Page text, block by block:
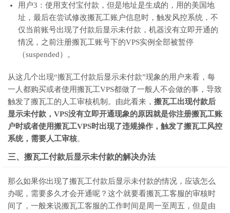
用户3：使用支付宝付款，但是地址是生成的，用的美国地
址，最后在尝试修改搬瓦工账户信息时，触发风控系统，不
仅当前账号出现了付款后显示未付款，机器没有立即开通的
情况，之前注册搬瓦工账号下的VPS实例全部被暂停
（suspended）。
从这几个出现“搬瓦工付款后显示未付款”现象的用户来看，每
一人都购买或者使用搬瓦工VPS都做了一般人不会做的事，导致
触发了搬瓦工的人工审核机制。由此看来， 搬瓦工出现付款后
显示未付款，VPS没有立即开通现象的原因就是你注册搬瓦工账
户时或者使用搬瓦工VPS时出现了违规操作，触发了搬瓦工风控
系统，需要人工审核。
三、搬瓦工付款后显示未付款的解决办法
那么如果你出现了搬瓦工付款后显示未付款的情况，应该怎么
办呢，需要多久才会开通呢？这个就要看搬瓦工客服的审核时
间了，一般来说搬瓦工客服的工作时间是周一至周五，但是由